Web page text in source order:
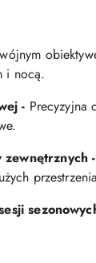
i nocą.
- Precyzyjna
-